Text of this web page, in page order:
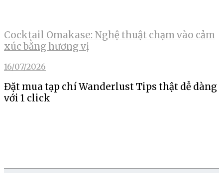
Cocktail Omakase: Nghệ thuật chạm vào cảm
xúc bằng hương vị
16/07/2026
Đặt mua tạp chí Wanderlust Tips thật dễ dàng
với 1 click